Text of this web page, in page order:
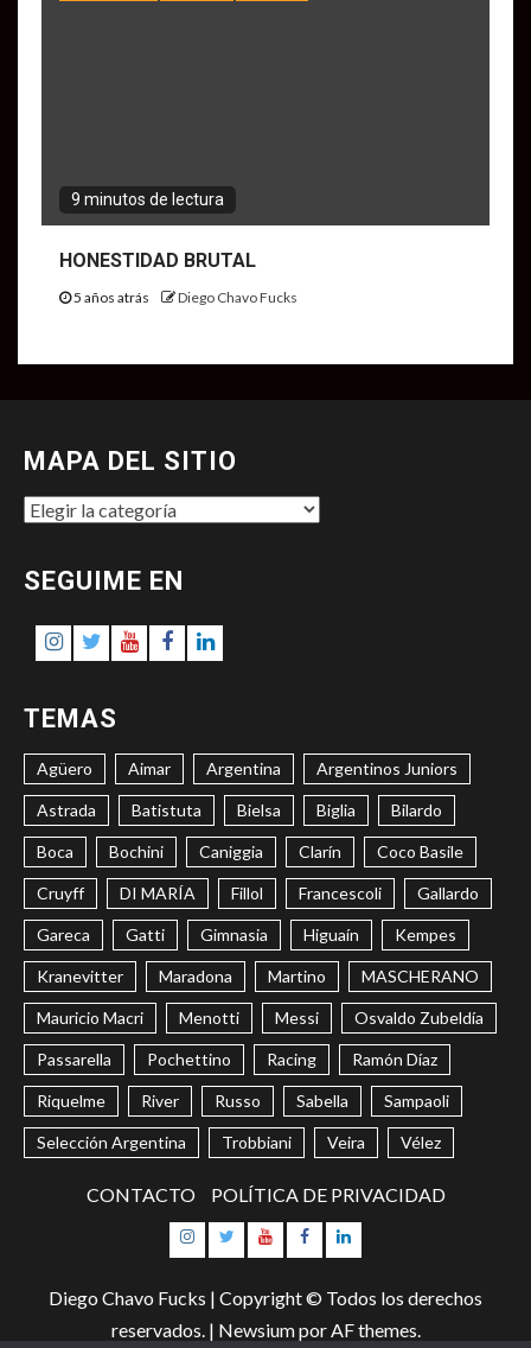
9 minutos de lectura
HONESTIDAD BRUTAL
5 años atrás Diego Chavo Fucks
MAPA DEL SITIO
MAPA
SITIO
SEGUIME EN
Instagram
TwitterYoutubeFacebookLinkedIn
TEMAS
Agüero Aimar Argentina Argentinos Juniors
Astrada Batistuta Bielsa Biglia Bilardo
Boca Bochini Caniggia Clarín Coco Basile
Cruyff DI MARÍA Fillol Francescoli Gallardo
Gareca Gatti Gimnasia Higuaín Kempes
Kranevitter Maradona Martino MASCHERANO
Mauricio Macri Menotti Messi Osvaldo Zubeldía
Passarella Pochettino Racing Ramón Díaz
Riquelme River Russo Sabella Sampaoli
Selección Argentina Trobbiani Veira Vélez
CONTACTO POLÍTICA DE PRIVACIDAD
Instagram
TwitterYoutubeFacebookLinkedIn
Diego Chavo Fucks | Copyright © Todos los derechos
reservados. | Newsiumpor AF themes.